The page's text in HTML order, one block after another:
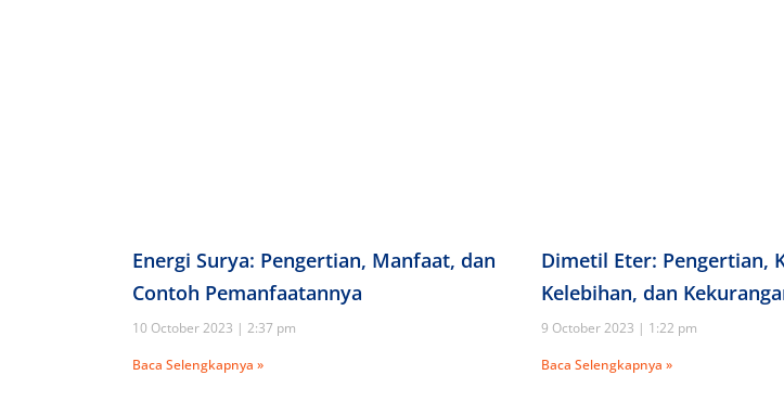
Energi Surya: Pengertian, Manfaat, dan
Contoh Pemanfaatannya
10 October 2023
2:37 pm
Baca Selengkapnya »
Dimetil Eter: Pengertian,
Kelebihan, dan
9 October 2023
1:22 pm
Baca Selengkapnya »